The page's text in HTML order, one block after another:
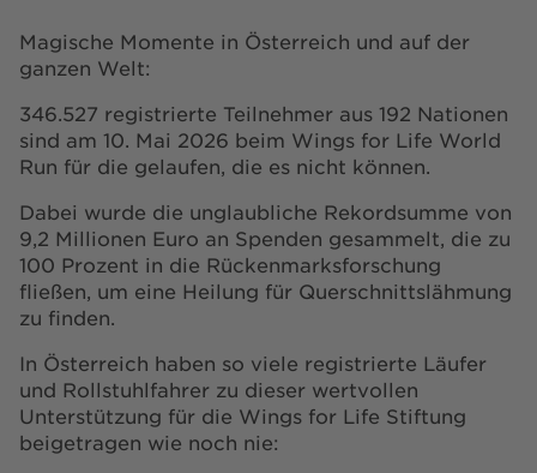
Magische Momente in Österreich und auf der
ganzen Welt:
346.527 registrierte Teilnehmer aus 192 Nationen
sind am 10. Mai 2026 beim Wings for Life World
Run für die gelaufen, die es nicht können.
Dabei wurde die unglaubliche Rekordsumme von
9,2 Millionen Euro an Spenden gesammelt, die zu
100 Prozent in die Rückenmarksforschung
fließen, um eine Heilung für Querschnittslähmung
zu finden.
In Österreich haben so viele registrierte Läufer
und Rollstuhlfahrer zu dieser wertvollen
Unterstützung für die Wings for Life Stiftung
beigetragen wie noch nie: